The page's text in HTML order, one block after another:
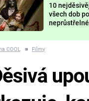
10
všech dob
nejvíc
COOL ■ Filmy